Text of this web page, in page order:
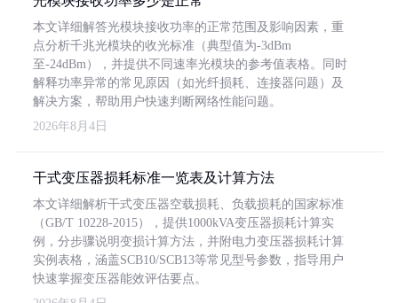
本文详细解答光模块接收功率的正常范围及影响因素，重
点分析千兆光模块的收光标准（典型值为-3dBm
至-24dBm），并提供不同速率光模块的参考值表格。同时
解释功率异常的常见原因（如光纤损耗、连接器问题）及
解决方案，帮助用户快速判断网络性能问题。
2026年8月4日
干式变压器损耗标准一览表及计算方法
本文详细解析干式变压器空载损耗、负载损耗的国家标准
（GB/T 10228-2015），提供1000kVA变压器损耗计算实
例，分步骤说明变损计算方法，并附电力变压器损耗计算
实例表格，涵盖SCB10/SCB13等常见型号参数，指导用户
快速掌握变压器能效评估要点。